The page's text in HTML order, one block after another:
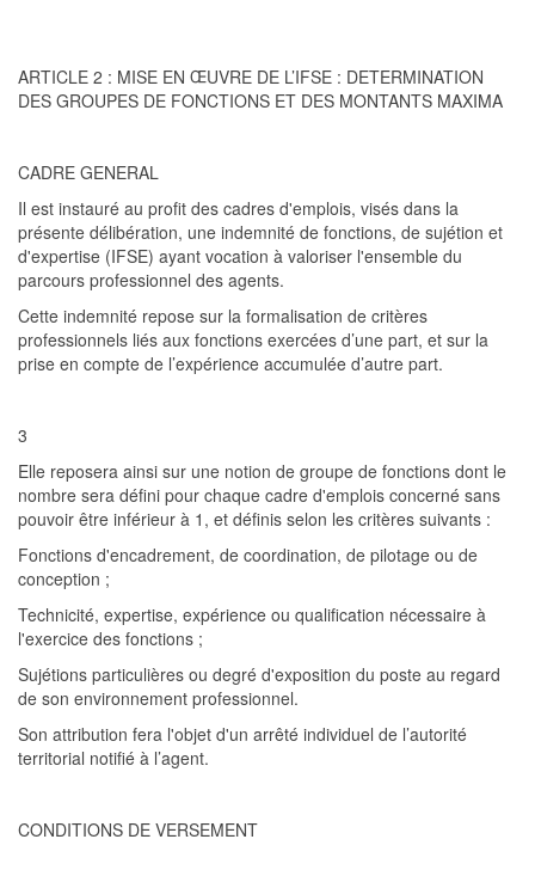
ARTICLE 2 : MISE EN ŒUVRE DE L’IFSE : DETERMINATION
DES GROUPES DE FONCTIONS ET DES MONTANTS MAXIMA
CADRE GENERAL
Il est instauré au profit des cadres d'emplois, visés dans la
présente délibération, une indemnité de fonctions, de sujétion et
d'expertise (IFSE) ayant vocation à valoriser l'ensemble du
parcours professionnel des agents.
Cette indemnité repose sur la formalisation de critères
professionnels liés aux fonctions exercées d’une part, et sur la
prise en compte de l’expérience accumulée d’autre part.
3
Elle reposera ainsi sur une notion de groupe de fonctions dont le
nombre sera défini pour chaque cadre d'emplois concerné sans
pouvoir être inférieur à 1, et définis selon les critères suivants :
Fonctions d'encadrement, de coordination, de pilotage ou de
conception ;
Technicité, expertise, expérience ou qualification nécessaire à
l'exercice des fonctions ;
Sujétions particulières ou degré d'exposition du poste au regard
de son environnement professionnel.
Son attribution fera l'objet d'un arrêté individuel de l’autorité
territorial notifié à l’agent.
CONDITIONS DE VERSEMENT